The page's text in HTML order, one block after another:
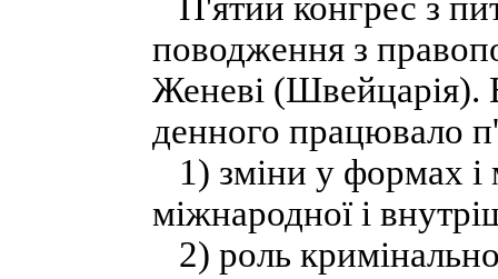
поводження з
Женеві (Швейцарія).
денного працювало
1) зміни у формах
міжнародної і
2) роль